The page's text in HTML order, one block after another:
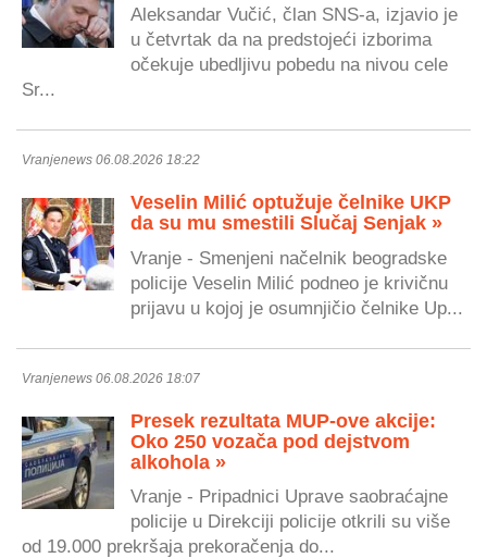
Aleksandar Vučić, član SNS-a, izjavio je
u četvrtak da na predstojeći izborima
očekuje ubedljivu pobedu na nivou cele
Sr...
Vranjenews 06.08.2026 18:22
Veselin Milić optužuje čelnike UKP
da su mu smestili Slučaj Senjak »
Vranje - Smenjeni načelnik beogradske
policije Veselin Milić podneo je krivičnu
prijavu u kojoj je osumnjičio čelnike Up...
Vranjenews 06.08.2026 18:07
Presek rezultata MUP-ove akcije:
Oko 250 vozača pod dejstvom
alkohola »
Vranje - Pripadnici Uprave saobraćajne
policije u Direkciji policije otkrili su više
od 19.000 prekršaja prekoračenja do...